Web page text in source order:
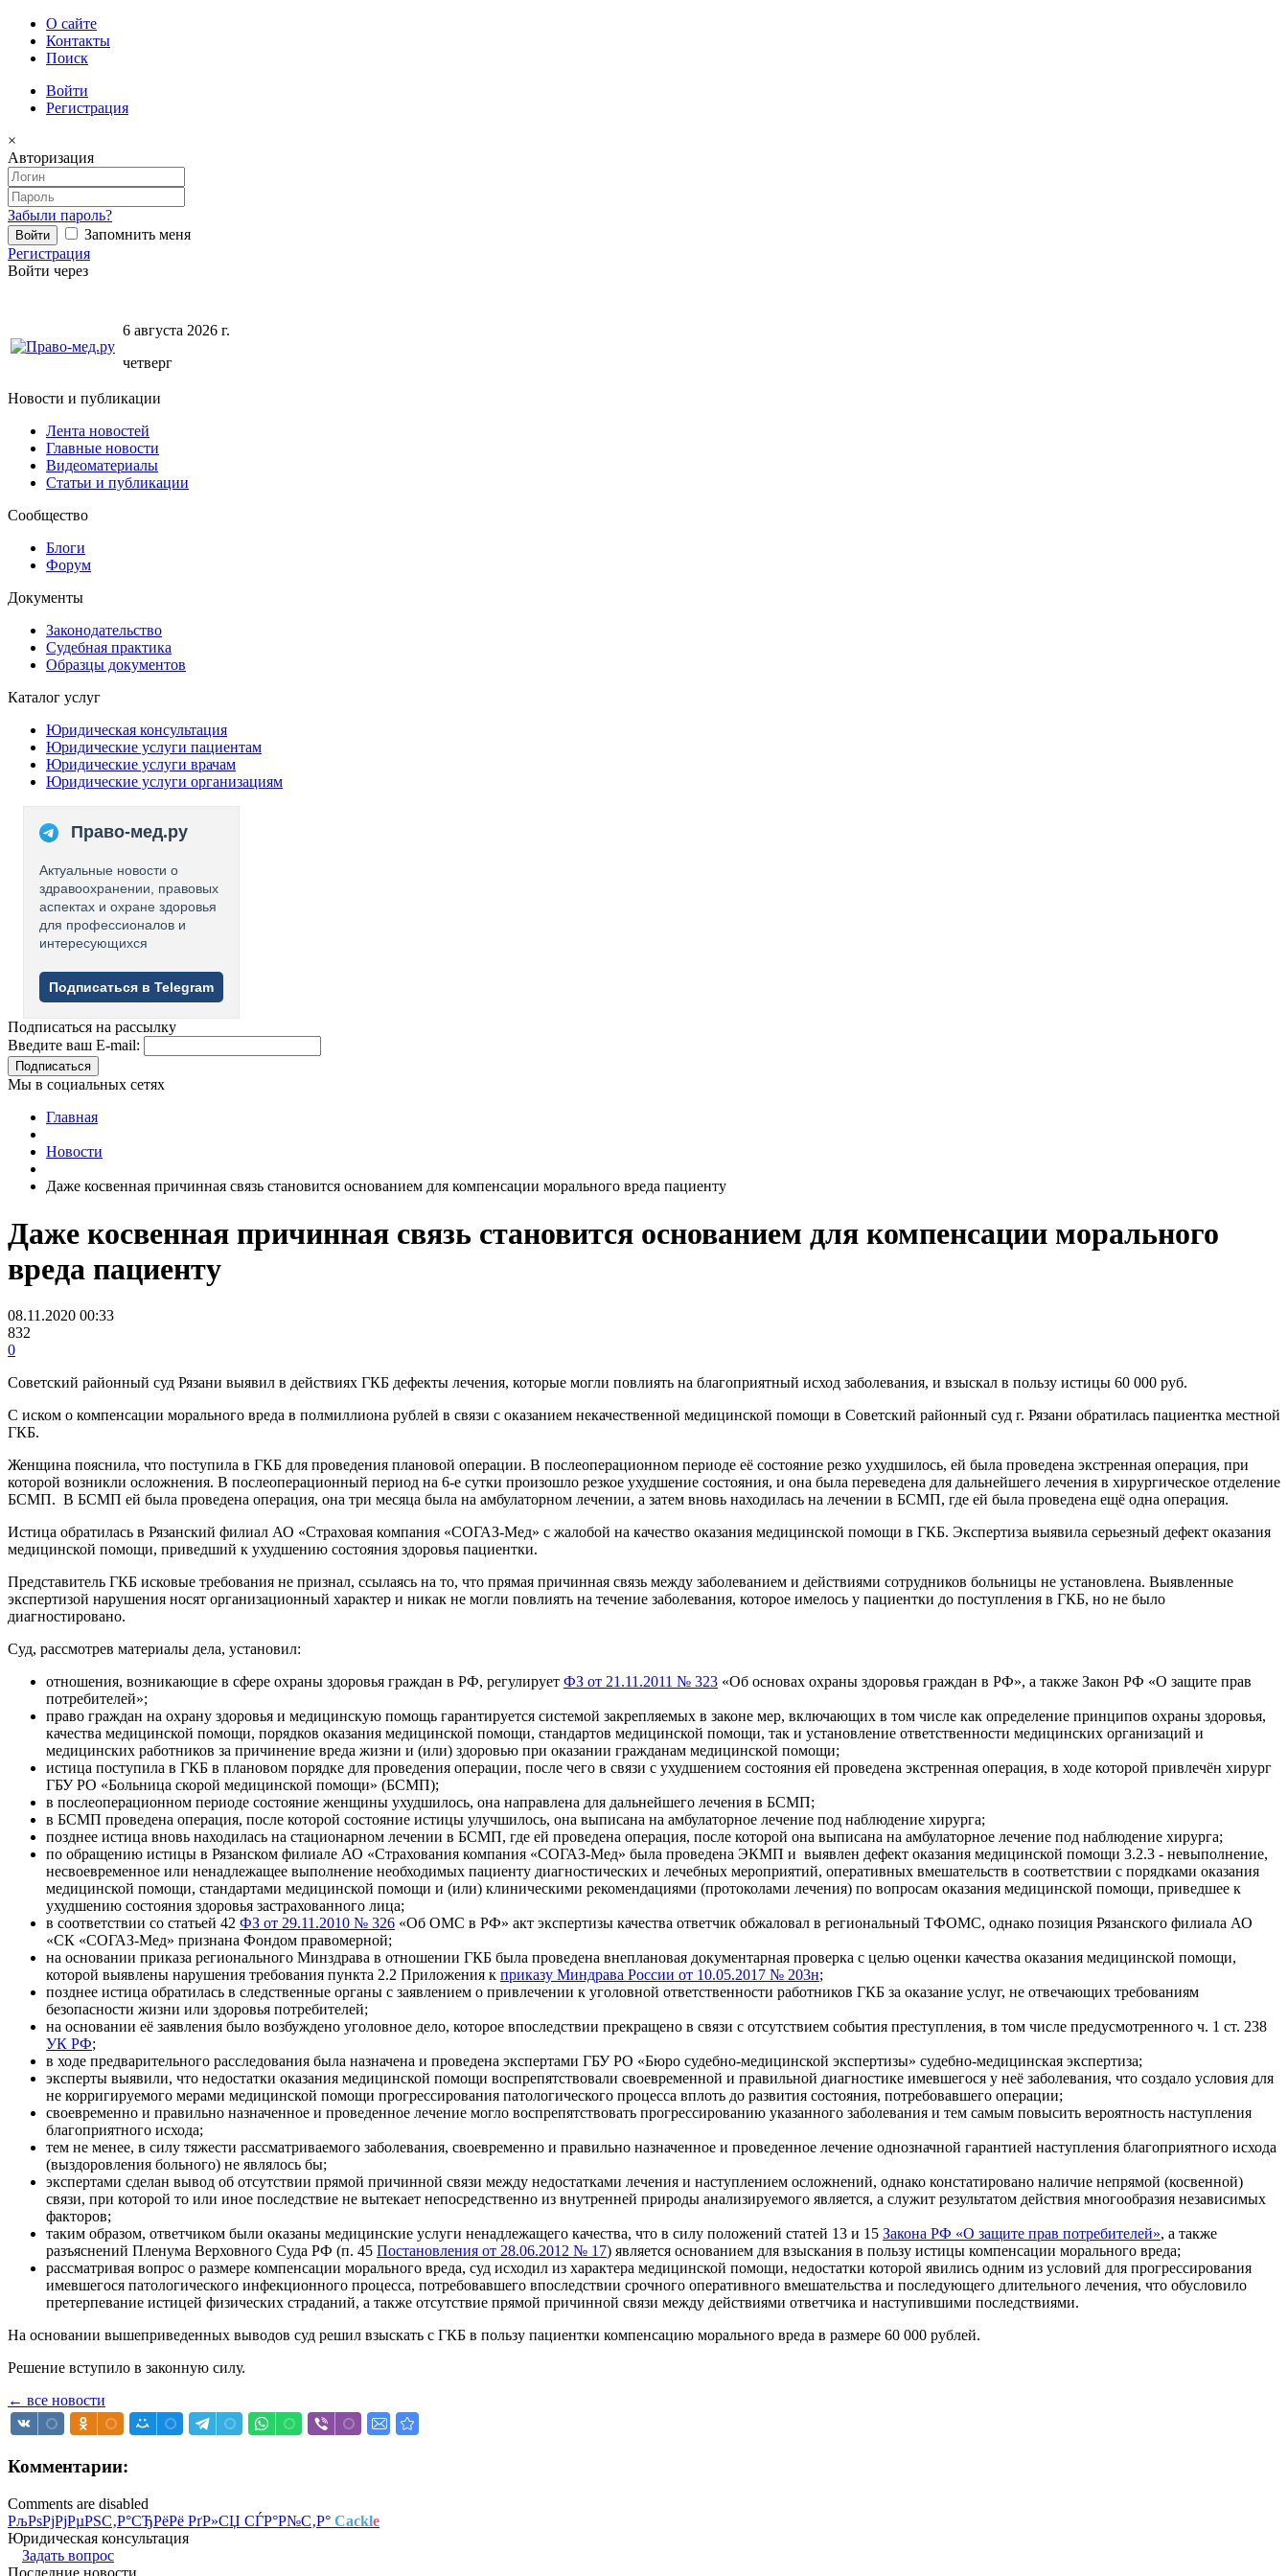
О сайте
Контакты
Поиск
Войти
Регистрация
×
Авторизация
Забыли пароль?
Запомнить меня
Регистрация
Войти через
6 августа 2026 г.
четверг
Новости и публикации
Лента новостей
Главные новости
Видеоматериалы
Статьи и публикации
Сообщество
Блоги
Форум
Документы
Законодательство
Судебная практика
Образцы документов
Каталог услуг
Юридическая консультация
Юридические услуги пациентам
Юридические услуги врачам
Юридические услуги организациям
Право-мед.ру
Актуальные новости о
здравоохранении, правовых
аспектах и охране здоровья
для профессионалов и
интересующихся
Подписаться в Telegram
Подписаться на рассылку
Введите ваш E-mail:
Подписаться
Мы в социальных сетях
Главная
Новости
Даже косвенная причинная связь становится основанием для компенсации морального вреда пациенту
Даже косвенная причинная связь становится основанием для компенсации морального
вреда пациенту
08.11.2020 00:33
832
0
Советский районный суд Рязани выявил в действиях ГКБ дефекты лечения, которые могли повлиять на благоприятный исход заболевания, и взыскал в пользу истицы 60 000 руб.
С иском о компенсации морального вреда в полмиллиона рублей в связи с оказанием некачественной медицинской помощи в Советский районный суд г. Рязани обратилась пациентка местной
ГКБ.
Женщина пояснила, что поступила в ГКБ для проведения плановой операции. В послеоперационном периоде её состояние резко ухудшилось, ей была проведена экстренная операция, при
которой возникли осложнения. В послеоперационный период на 6-е сутки произошло резкое ухудшение состояния, и она была переведена для дальнейшего лечения в хирургическое отделение
БСМП. В БСМП ей была проведена операция, она три месяца была на амбулаторном лечении, а затем вновь находилась на лечении в БСМП, где ей была проведена ещё одна операция.
Истица обратилась в Рязанский филиал АО «Страховая компания «СОГАЗ-Мед» с жалобой на качество оказания медицинской помощи в ГКБ. Экспертиза выявила серьезный дефект оказания
медицинской помощи, приведший к ухудшению состояния здоровья пациентки.
Представитель ГКБ исковые требования не признал, ссылаясь на то, что прямая причинная связь между заболеванием и действиями сотрудников больницы не установлена. Выявленные
экспертизой нарушения носят организационный характер и никак не могли повлиять на течение заболевания, которое имелось у пациентки до поступления в ГКБ, но не было
диагностировано.
Суд, рассмотрев материалы дела, установил:
отношения, возникающие в сфере охраны здоровья граждан в РФ, регулирует ФЗ от 21.11.2011 № 323 «Об основах охраны здоровья граждан в РФ», а также Закон РФ «О защите прав
потребителей»;
право граждан на охрану здоровья и медицинскую помощь гарантируется системой закрепляемых в законе мер, включающих в том числе как определение принципов охраны здоровья,
качества медицинской помощи, порядков оказания медицинской помощи, стандартов медицинской помощи, так и установление ответственности медицинских организаций и
медицинских работников за причинение вреда жизни и (или) здоровью при оказании гражданам медицинской помощи;
истица поступила в ГКБ в плановом порядке для проведения операции, после чего в связи с ухудшением состояния ей проведена экстренная операция, в ходе которой привлечён хирург
ГБУ РО «Больница скорой медицинской помощи» (БСМП);
в послеоперационном периоде состояние женщины ухудшилось, она направлена для дальнейшего лечения в БСМП;
в БСМП проведена операция, после которой состояние истицы улучшилось, она выписана на амбулаторное лечение под наблюдение хирурга;
позднее истица вновь находилась на стационарном лечении в БСМП, где ей проведена операция, после которой она выписана на амбулаторное лечение под наблюдение хирурга;
по обращению истицы в Рязанском филиале АО «Страхования компания «СОГАЗ-Мед» была проведена ЭКМП и выявлен дефект оказания медицинской помощи 3.2.3 - невыполнение,
несвоевременное или ненадлежащее выполнение необходимых пациенту диагностических и лечебных мероприятий, оперативных вмешательств в соответствии с порядками оказания
медицинской помощи, стандартами медицинской помощи и (или) клиническими рекомендациями (протоколами лечения) по вопросам оказания медицинской помощи, приведшее к
ухудшению состояния здоровья застрахованного лица;
в соответствии со статьей 42 ФЗ от 29.11.2010 № 326 «Об ОМС в РФ» акт экспертизы качества ответчик обжаловал в региональный ТФОМС, однако позиция Рязанского филиала АО
«СК «СОГАЗ-Мед» признана Фондом правомерной;
на основании приказа регионального Минздрава в отношении ГКБ была проведена внеплановая документарная проверка с целью оценки качества оказания медицинской помощи,
которой выявлены нарушения требования пункта 2.2 Приложения к приказу Миндрава России от 10.05.2017 № 203н;
позднее истица обратилась в следственные органы с заявлением о привлечении к уголовной ответственности работников ГКБ за оказание услуг, не отвечающих требованиям
безопасности жизни или здоровья потребителей;
на основании её заявления было возбуждено уголовное дело, которое впоследствии прекращено в связи с отсутствием события преступления, в том числе предусмотренного ч. 1 ст. 238
УК РФ;
в ходе предварительного расследования была назначена и проведена экспертами ГБУ РО «Бюро судебно-медицинской экспертизы» судебно-медицинская экспертиза;
эксперты выявили, что недостатки оказания медицинской помощи воспрепятствовали своевременной и правильной диагностике имевшегося у неё заболевания, что создало условия для
не корригируемого мерами медицинской помощи прогрессирования патологического процесса вплоть до развития состояния, потребовавшего операции;
своевременно и правильно назначенное и проведенное лечение могло воспрепятствовать прогрессированию указанного заболевания и тем самым повысить вероятность наступления
благоприятного исхода;
тем не менее, в силу тяжести рассматриваемого заболевания, своевременно и правильно назначенное и проведенное лечение однозначной гарантией наступления благоприятного исхода
(выздоровления больного) не являлось бы;
экспертами сделан вывод об отсутствии прямой причинной связи между недостатками лечения и наступлением осложнений, однако констатировано наличие непрямой (косвенной)
связи, при которой то или иное последствие не вытекает непосредственно из внутренней природы анализируемого является, а служит результатом действия многообразия независимых
факторов;
таким образом, ответчиком были оказаны медицинские услуги ненадлежащего качества, что в силу положений статей 13 и 15 Закона РФ «О защите прав потребителей», а также
разъяснений Пленума Верховного Суда РФ (п. 45 Постановления от 28.06.2012 № 17) является основанием для взыскания в пользу истицы компенсации морального вреда;
рассматривая вопрос о размере компенсации морального вреда, суд исходил из характера медицинской помощи, недостатки которой явились одним из условий для прогрессирования
имевшегося патологического инфекционного процесса, потребовавшего впоследствии срочного оперативного вмешательства и последующего длительного лечения, что обусловило
претерпевание истицей физических страданий, а также отсутствие прямой причинной связи между действиями ответчика и наступившими последствиями.
На основании вышеприведенных выводов суд решил взыскать с ГКБ в пользу пациентки компенсацию морального вреда в размере 60 000 рублей.
Решение вступило в законную силу.
← все новости
Комментарии:
Comments are disabled
РљРѕРјРјРµРЅС‚Р°СЂРёРё РґР»СЏ СЃР°Р№С‚Р° Cackle
Юридическая консультация
Задать вопрос
Последние новости